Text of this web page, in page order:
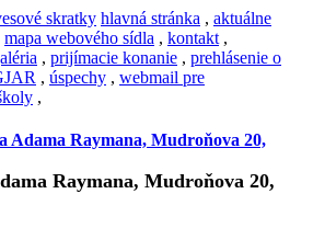
skratky hlavná stránka , aktuálne
mapa webového sídla , kontakt ,
, prijímacie konanie , prehlásenie o
, úspechy , webmail pre
,
Raymana, Mudroňova 20,